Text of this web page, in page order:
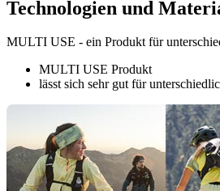
Technologien und
MULTI USE - ein Produkt für
MULTI USE Produkt
lässt sich sehr gut für